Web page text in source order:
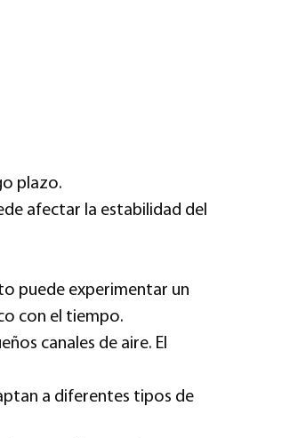
plazo.
afectar la estabilidad del
puede experimentar un
con el tiempo.
canales de aire. El
a diferentes tipos de